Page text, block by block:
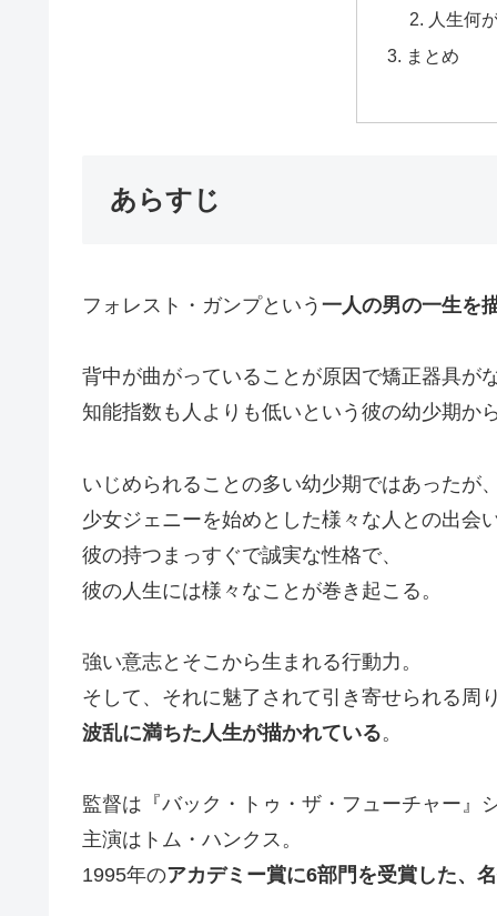
人生何
まとめ
あらすじ
フォレスト・ガンプという 一人の男の一生を
背中が曲がっていることが原因で矯正器具が
知能指数も人よりも低いという彼の幼少期か
いじめられることの多い幼少期ではあったが、
少女ジェニーを始めとした様々な人との出会い
彼の持つまっすぐで誠実な性格で、
彼の人生には様々なことが巻き起こる。
強い意志とそこから生まれる行動力。
そして、それに魅了されて引き寄せられる周
波乱に満ちた人生が描かれている。
監督は『バック・トゥ・ザ・フューチャー』
主演はトム・ハンクス。
1995年のアカデミー賞に6部門を受賞した、